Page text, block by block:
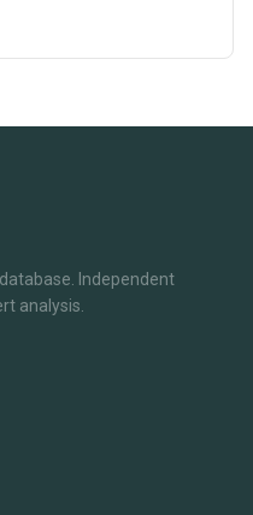
Independent
analysis.